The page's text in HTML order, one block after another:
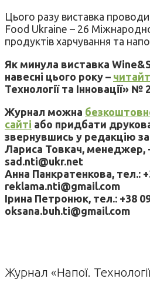
Цього разу виставка
Food Ukraine – 26
продуктів харчування та
Як минула виставка
навесні цього року –
Технології та Інновації» №
Журнал можна
сайті або придбати
звернувшись у редакцію
Лариса Товкач, менеджер,
sad.nti@ukr.net
Анна Панкратенкова, тел.:
reklama.nti@gmail.com
Ірина Петронюк, тел.: +38
oksana.buh.ti@gmail.com
Журнал «Напої.